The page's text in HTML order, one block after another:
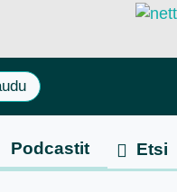
Podcastit